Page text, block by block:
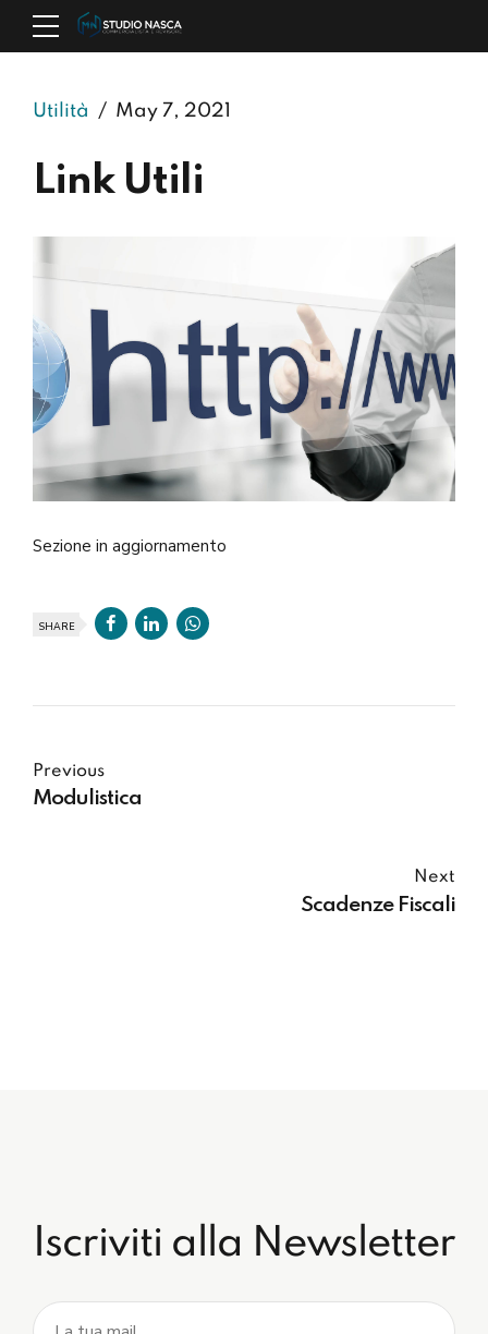
Utilità May 7, 2021
Link Utili
Sezione in aggiornamento
SHARE
Previous
Modulistica
Next
Scadenze Fiscali
Iscriviti alla Newsletter